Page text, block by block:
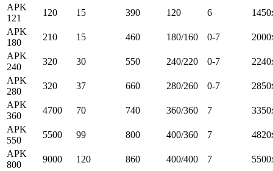
APK
121
120 15 390 120 6
APK
180
210 15 460 180/160 0-7
APK
240
320 30 550 240/220 0-7
APK
280
320 37 660 280/260 0-7
APK
360
4700 70 740 360/360 7
APK
550
5500 99 800 400/360 7
APK
800
9000 120 860 400/400 7